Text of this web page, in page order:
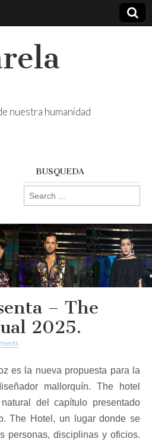
nuestra humanidad
BUSQUEDA
Search
for:
– The
2025.
es la nueva propuesta para la
mallorquín. The hotel
del capítulo presentado
The Hotel, un lugar donde se
personas, disciplinas y oficios.